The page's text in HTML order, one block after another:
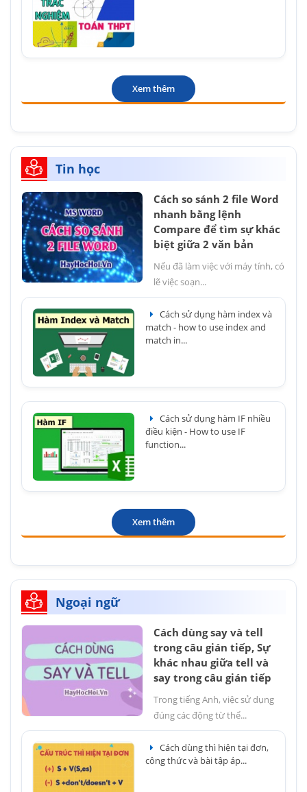
Xem thêm
Tin học
Cách so sánh 2 file Word
nhanh bằng lệnh
Compare để tìm sự khác
biệt giữa 2 văn bản
Nếu đã làm việc với máy tính, có
lẽ việc soạn...
Cách sử dụng hàm index và
match - how to use index and
match in...
Cách sử dụng hàm IF nhiều
điều kiện - How to use IF
function...
Xem thêm
Ngoại ngữ
Cách dùng say và tell
trong câu gián tiếp, Sự
khác nhau giữa tell và
say trong câu gián tiếp
Trong tiếng Anh, việc sử dụng
đúng các động từ thể...
Cách dùng thì hiện tại đơn,
công thức và bài tập áp...